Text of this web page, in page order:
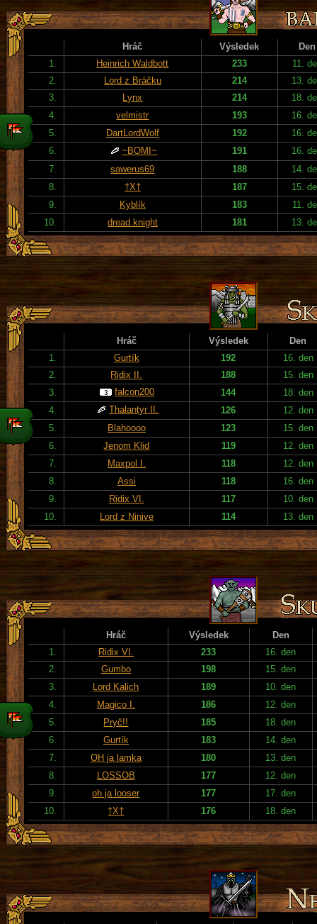
Hráč Výsledek
Den
1.
Heinrich Waldbott 233
11.
2.
Lord z Bráčku 214
13.
3.
Lynx 214
18.
4.
velmistr 193
16.
5.
DartLordWolf 192
16.
6.
~BOMI~ 191
16.
7.
sawerus69 188
14.
8.
†X† 187
15.
9.
Kyblík 183
11.
10.
dread.knight 181 13.
Hráč Výsledek
Den
1.
Gurtík 192
16. den
2.
Ridix II. 188
15. den
3.
falcon200 144
18. den
4.
Thalantyr II. 126
12. den
5.
Blahoooo 123
15. den
6.
Jenom Klid 119
12. den
7.
Maxpol I. 118
12. den
8.
Assi 118
16. den
9.
Ridix VI. 117
10. den
10.
Lord z Ninive 114 13. den
Hráč Výsledek
Den
1.
Ridix VI. 233
16. den
2.
Gumbo 198
15. den
3.
Lord Kalich 189
10. den
4.
Magico I. 186
12. den
5.
Pryč!! 185
18. den
6.
Gurtík 183
14. den
7.
OH ja lamka 180
13. den
8.
LOSSOB 177
12. den
9.
oh ja looser 177
17. den
10.
†X† 176 18. den